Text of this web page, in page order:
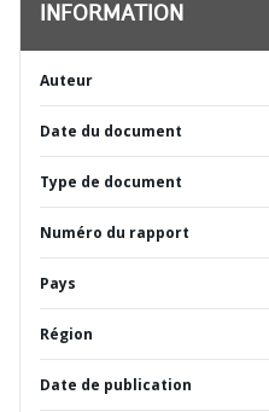
INFORMATION
Auteur
Date du document
Type de document
Numéro du rapport
Pays
Région
Date de publication